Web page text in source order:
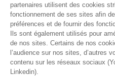
partenaires utilisent des cookies
fonctionnement de ses sites afin
préférences et de fournir des
Ils sont également utilisés pour
de nos sites. Certains de nos
l’audience sur nos sites, d’autres
contenu sur les réseaux sociaux
Linkedin).
RETROUVEZ-NOUS SUR :